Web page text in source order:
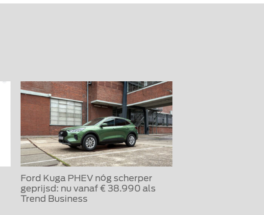
Ford Kuga PHEV nóg scherper
geprijsd: nu vanaf € 38.990 als
Trend Business